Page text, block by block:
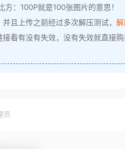
：100P就是100张图片的意思！
并且上传之前经过多次解压测试， 解
看有没有失效，没有失效就直接购
员